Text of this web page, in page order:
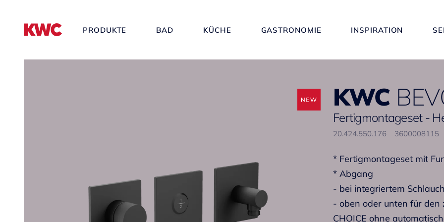
PRODUKTE BAD KÜCHE GASTRONOMIE INSPIRATION
KWC
Fertigmontageset -
20.424.550.176 3600008115
* Fertigmontageset mit
* Abgang
- bei integriertem
- oben oder unten für
CHOICE ohne